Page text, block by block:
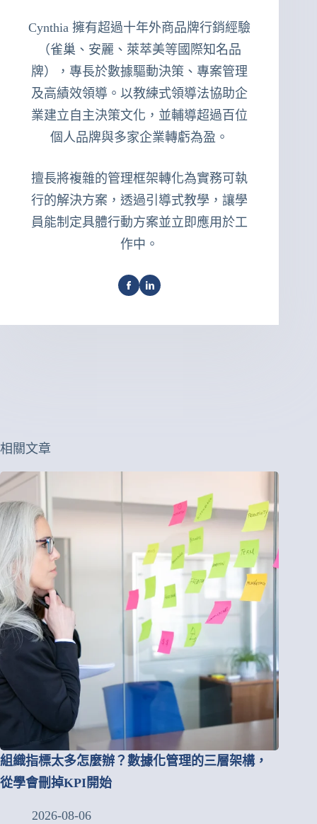
Cynthia 擁有超過十年外商品牌行銷經驗
（雀巢、安麗、萊萃美等國際知名品
牌），專長於數據驅動決策、專案管理
及高績效領導。以教練式領導法協助企
業建立自主決策文化，並輔導超過百位
個人品牌與多家企業轉虧為盈。
擅長將複雜的管理框架轉化為實務可執
行的解決方案，透過引導式教學，讓學
員能制定具體行動方案並立即應用於工
作中。
相關文章
組織指標太多怎麼辦？數據化管理的三層架構，
從學會刪掉KPI開始
2026-08-06